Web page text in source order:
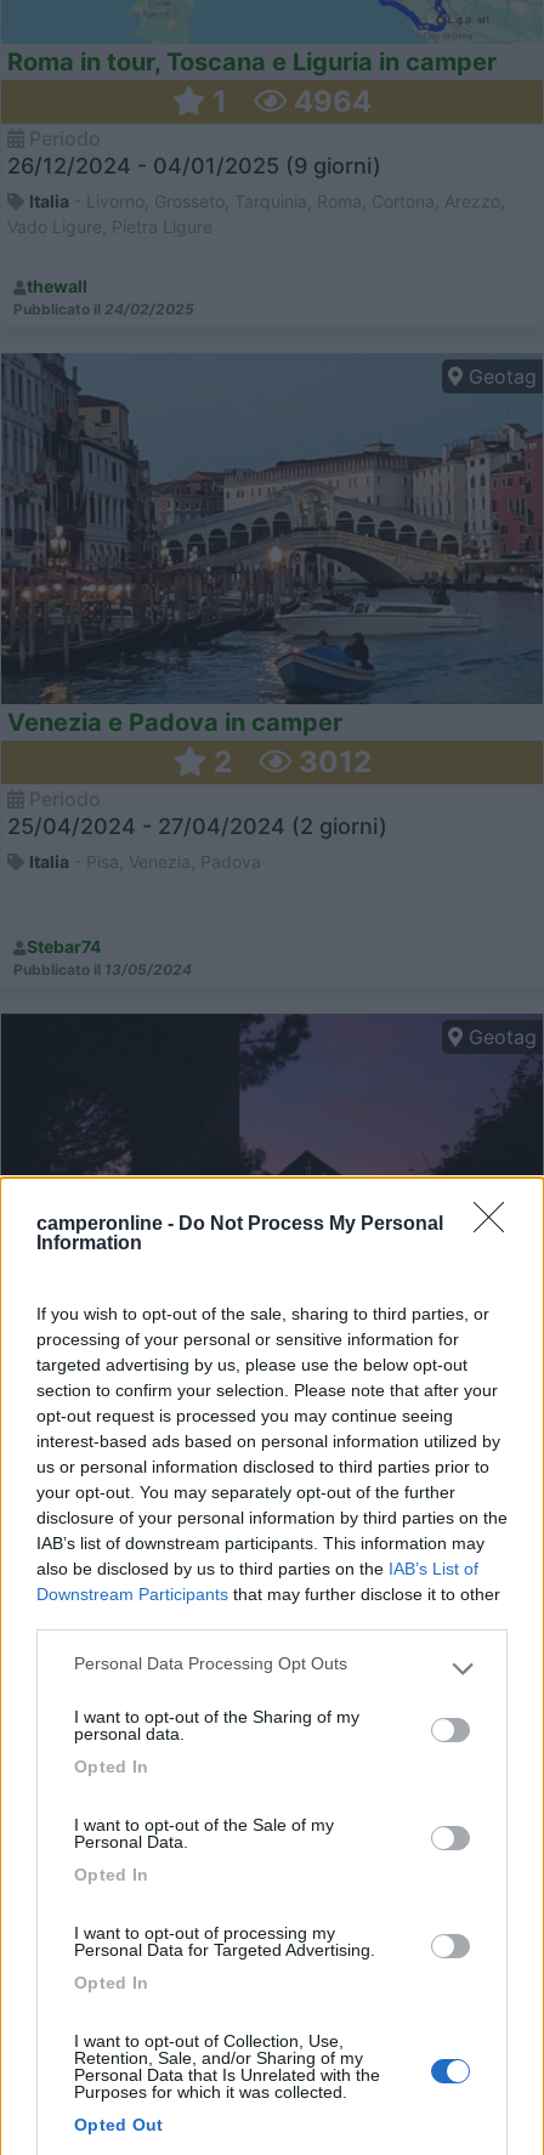
camperonline - Do Not Process My Personal
Information
If you wish to opt-out of the sale, sharing to third parties, or
processing of your personal or sensitive information for
targeted advertising by us, please use the below opt-out
section to confirm your selection. Please note that after your
opt-out request is processed you may continue seeing
interest-based ads based on personal information utilized by
us or personal information disclosed to third parties prior to
your opt-out. You may separately opt-out of the further
disclosure of your personal information by third parties on the
IAB’s list of downstream participants. This information may
also be disclosed by us to third parties on the IAB’s List of
Downstream Participants that may further disclose it to other
Please note that this website/app uses one or more Google
not limited to your visit or usage behaviour. You may click to
grant or deny consent to Google and its third-party tags to
use your data for below specified purposes in below Google
Personal Data Processing Opt Outs
I want to opt-out of the Sharing of my
personal data.
Opted In
I want to opt-out of the Sale of my
Personal Data.
Opted In
I want to opt-out of processing my
Personal Data for Targeted Advertising.
Opted In
I want to opt-out of Collection, Use,
Retention, Sale, and/or Sharing of my
Personal Data that Is Unrelated with the
Purposes for which it was collected.
Opted Out
Roma in tour, Toscana e Liguria in camper
1 4964
26/12/2024 - 04/01/2025 (9 giorni)
Italia - Livorno, Grosseto, Tarquinia, Roma, Cortona, Arezzo,
Vado Ligure, Pietra Ligure
thewall
Pubblicato il 24/02/2025
Geotag
Venezia e Padova in camper
2 3012
25/04/2024 - 27/04/2024 (2 giorni)
Italia - Pisa, Venezia, Padova
Stebar74
Pubblicato il 13/05/2024
Geotag
Natale 2021 in camper tra bassa Toscana e
Lazio
2 7779
Periodo
24/12/2021 - 02/01/2022 (9 giorni)
Italia
- San Vincenzo, Castiglione della Pescaia, Grosseto,
Talamone, Montalto di Castro, Canino, Tuscania, Sutri, Trevignano
Romano, Anguillara Sabazia, Cerveteri, Santa Severa, Tarquinia,
Capalbio, Orbetello
Pubblicato il25/08/2023
Geotag
Tuscia Viterbese e dintorni in camper